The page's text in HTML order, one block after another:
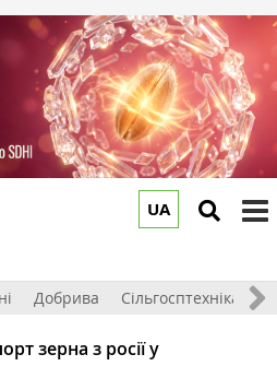
UA
Добрива Сільгосптехніка
зерна з росії у